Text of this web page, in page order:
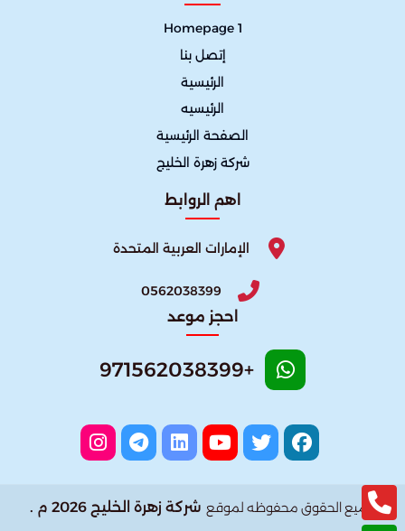
Homepage 1
إتصل بنا
الرئيسية
الرئيسيه
الصفحة الرئيسية
شركة زهرة الخليج
اهم الروابط
الإمارات العربية المتحدة
0562038399
احجز موعد
+971562038399
جميع الحقوق محفوظه لموقع شركة زهرة الخليج 2026 م .